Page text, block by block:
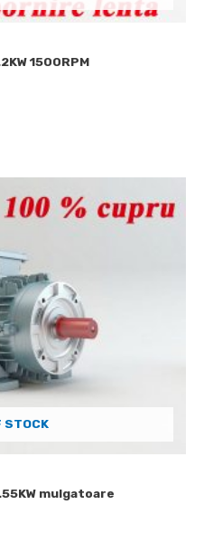
1500RPM
STOCK
mulgatoare